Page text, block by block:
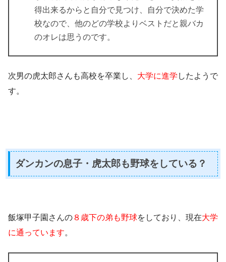
得出来るからと自分で見つけ、
自分で決めた学
校なので、他のどの学校よりベストだと親バカ
のオレは思うのです。
次男の虎太郎さんも高校を卒業し、 大学に進学 したようで
す。
ダンカンの息子・虎太郎も野球をしている？
飯塚甲子園さんの８歳下の弟も野球をしており、現在大学
に通っています。